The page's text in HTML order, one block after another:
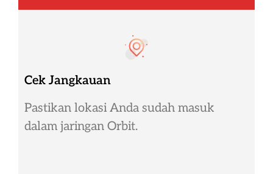
Cek Jangkauan
Pastikan lokasi Anda sudah masuk
dalam jaringan Orbit.